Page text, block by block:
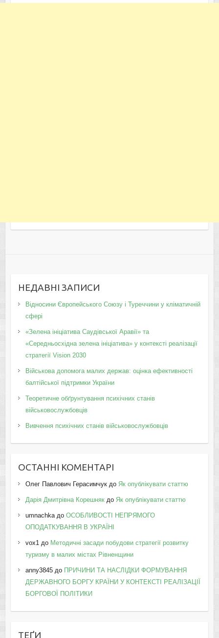
НЕДАВНІ ЗАПИСИ
Відносини Європейського Союзу і Туреччини у кліматичній
сфері
«Зелена ініціатива Саудівської Аравії» та
«Середньосхідна зелена ініціатива» у контексті реалізації
стратегії Vision 2030
Військова допомога малих держав: оцінка ефективності
балтійської підтримки України
Теоретичне обґрунтування психічних станів
військовослужбовців
Вивчення психічних станів військовослужбовців
ОСТАННІ КОМЕНТАРІ
Олег Павлович Герасимчукдо Як опублікувати статтю
Дарія Дмитрівна Корешнякдо Як опублікувати статтю
umnachkaдо ОСОБЛИВОСТІ НЕПРЯМОГО
ОПОДАТКУВАННЯ В УКРАЇНІ
vox1 до Методичні засади побудови стратегії розвитку
туризму в малих містах Рівненщини
anny3845до ПРИЧИНИ ТА НАСЛІДКИ ФОРМУВАННЯ
ДЕРЖАВНОГО БОРГУ КРАЇНИ У КОНТЕКСТІ РЕАЛІЗАЦІЇ
БОРГОВОЇ ПОЛІТИКИ
ТЕҐИ